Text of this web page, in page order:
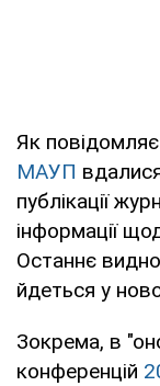
Як повідомляє
МАУП
публікації
інформації
Останнє
йдеться у
Зокрема, в
конференцій